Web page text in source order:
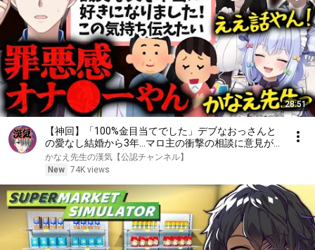
28:51
【神回】「100%金目当てでした」デブなおっさんと
の愛なし結婚から3年…マロ主の衝撃の相談に意見が
分かれるノンデリ軍団【かなえ先生切り抜き】犬山た
まき 伊東ライフ 熊谷タクマ #犬山恋愛相談室
かなえ先生の漢気【公認チャンネル】
New 74K views